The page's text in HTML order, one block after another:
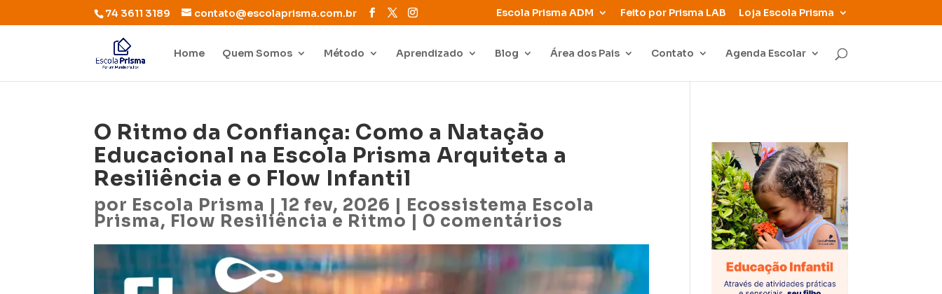
74 3611 3189 contato@escolaprisma.com.br Escola Prisma ADM Feito por Prisma LAB Loja Escola Prisma
Home Quem Somos Método Aprendizado Blog Área dos Pais Contato Agenda Escolar
O Ritmo da Confiança: Como a Natação
Educacional na Escola Prisma Arquiteta a
Resiliência e o Flow Infantil
por Escola Prisma |12 fev, 2026 | Ecossistema Escola
Prisma, Flow Resiliência e Ritmo | 0 comentários